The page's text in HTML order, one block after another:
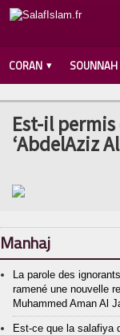
CORAN SOUNNAH
Est-il
‘AbdelAziz
Manhaj
La parole des
ramené une nouvelle
Muhammed Aman Al
Est-ce que la salafiya